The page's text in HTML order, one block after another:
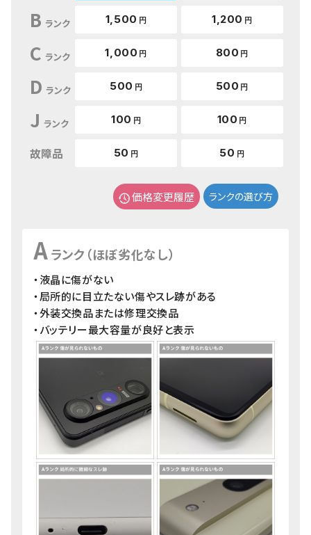
B ランク 1,500 円 1,200 円
C ランク 1,000 円 800 円
D ランク 500 円 500 円
J ランク 100 円 100 円
故障品 50 円 50 円
価格変更履歴 ランクの選び方
Aランク（ほぼ劣化なし）
・液晶に傷がない
・局所的に目立たない傷やスレ跡がある
・外装交換品または修理交換品
・バッテリー最大容量が良好と表示